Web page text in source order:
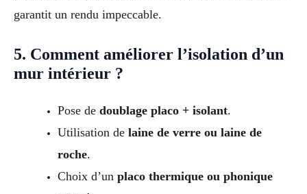
garantit un rendu impeccable.
5. Comment améliorer l’isolation d’un
mur intérieur ?
Pose de doublage placo + isolant.
Utilisation de laine de verre ou laine de
roche.
Choix d’un placo thermique ou phonique